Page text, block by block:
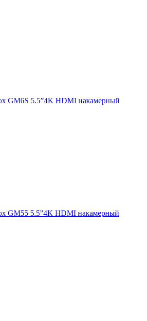
GM6S 5.5”4K HDMI накамерный
GM55 5.5”4K HDMI накамерный